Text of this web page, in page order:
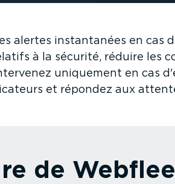
alertes instan­tanées en cas
à la sécurité, réduire les
uniquement en cas
et répondez aux
de